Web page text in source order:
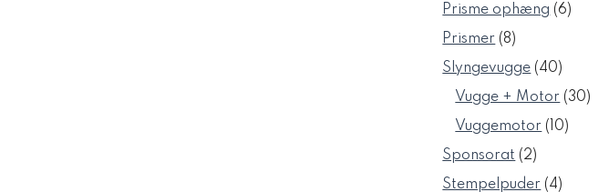
Prisme ophæng 66
Prismer 88
varer
Slyngevugge 4040
varer
Vugge + Motor 3030
Vuggemotor 1010
Sponsorat 22
varer
Stempelpuder 44